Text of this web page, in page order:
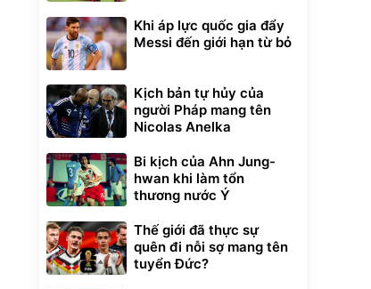
Khi áp lực quốc gia đẩy
Messi đến giới hạn từ bỏ
Kịch bản tự hủy của
người Pháp mang tên
Nicolas Anelka
Bi kịch của Ahn Jung-
hwan khi làm tổn
thương nước Ý
Thế giới đã thực sự
quên đi nỗi sợ mang tên
tuyển Đức?